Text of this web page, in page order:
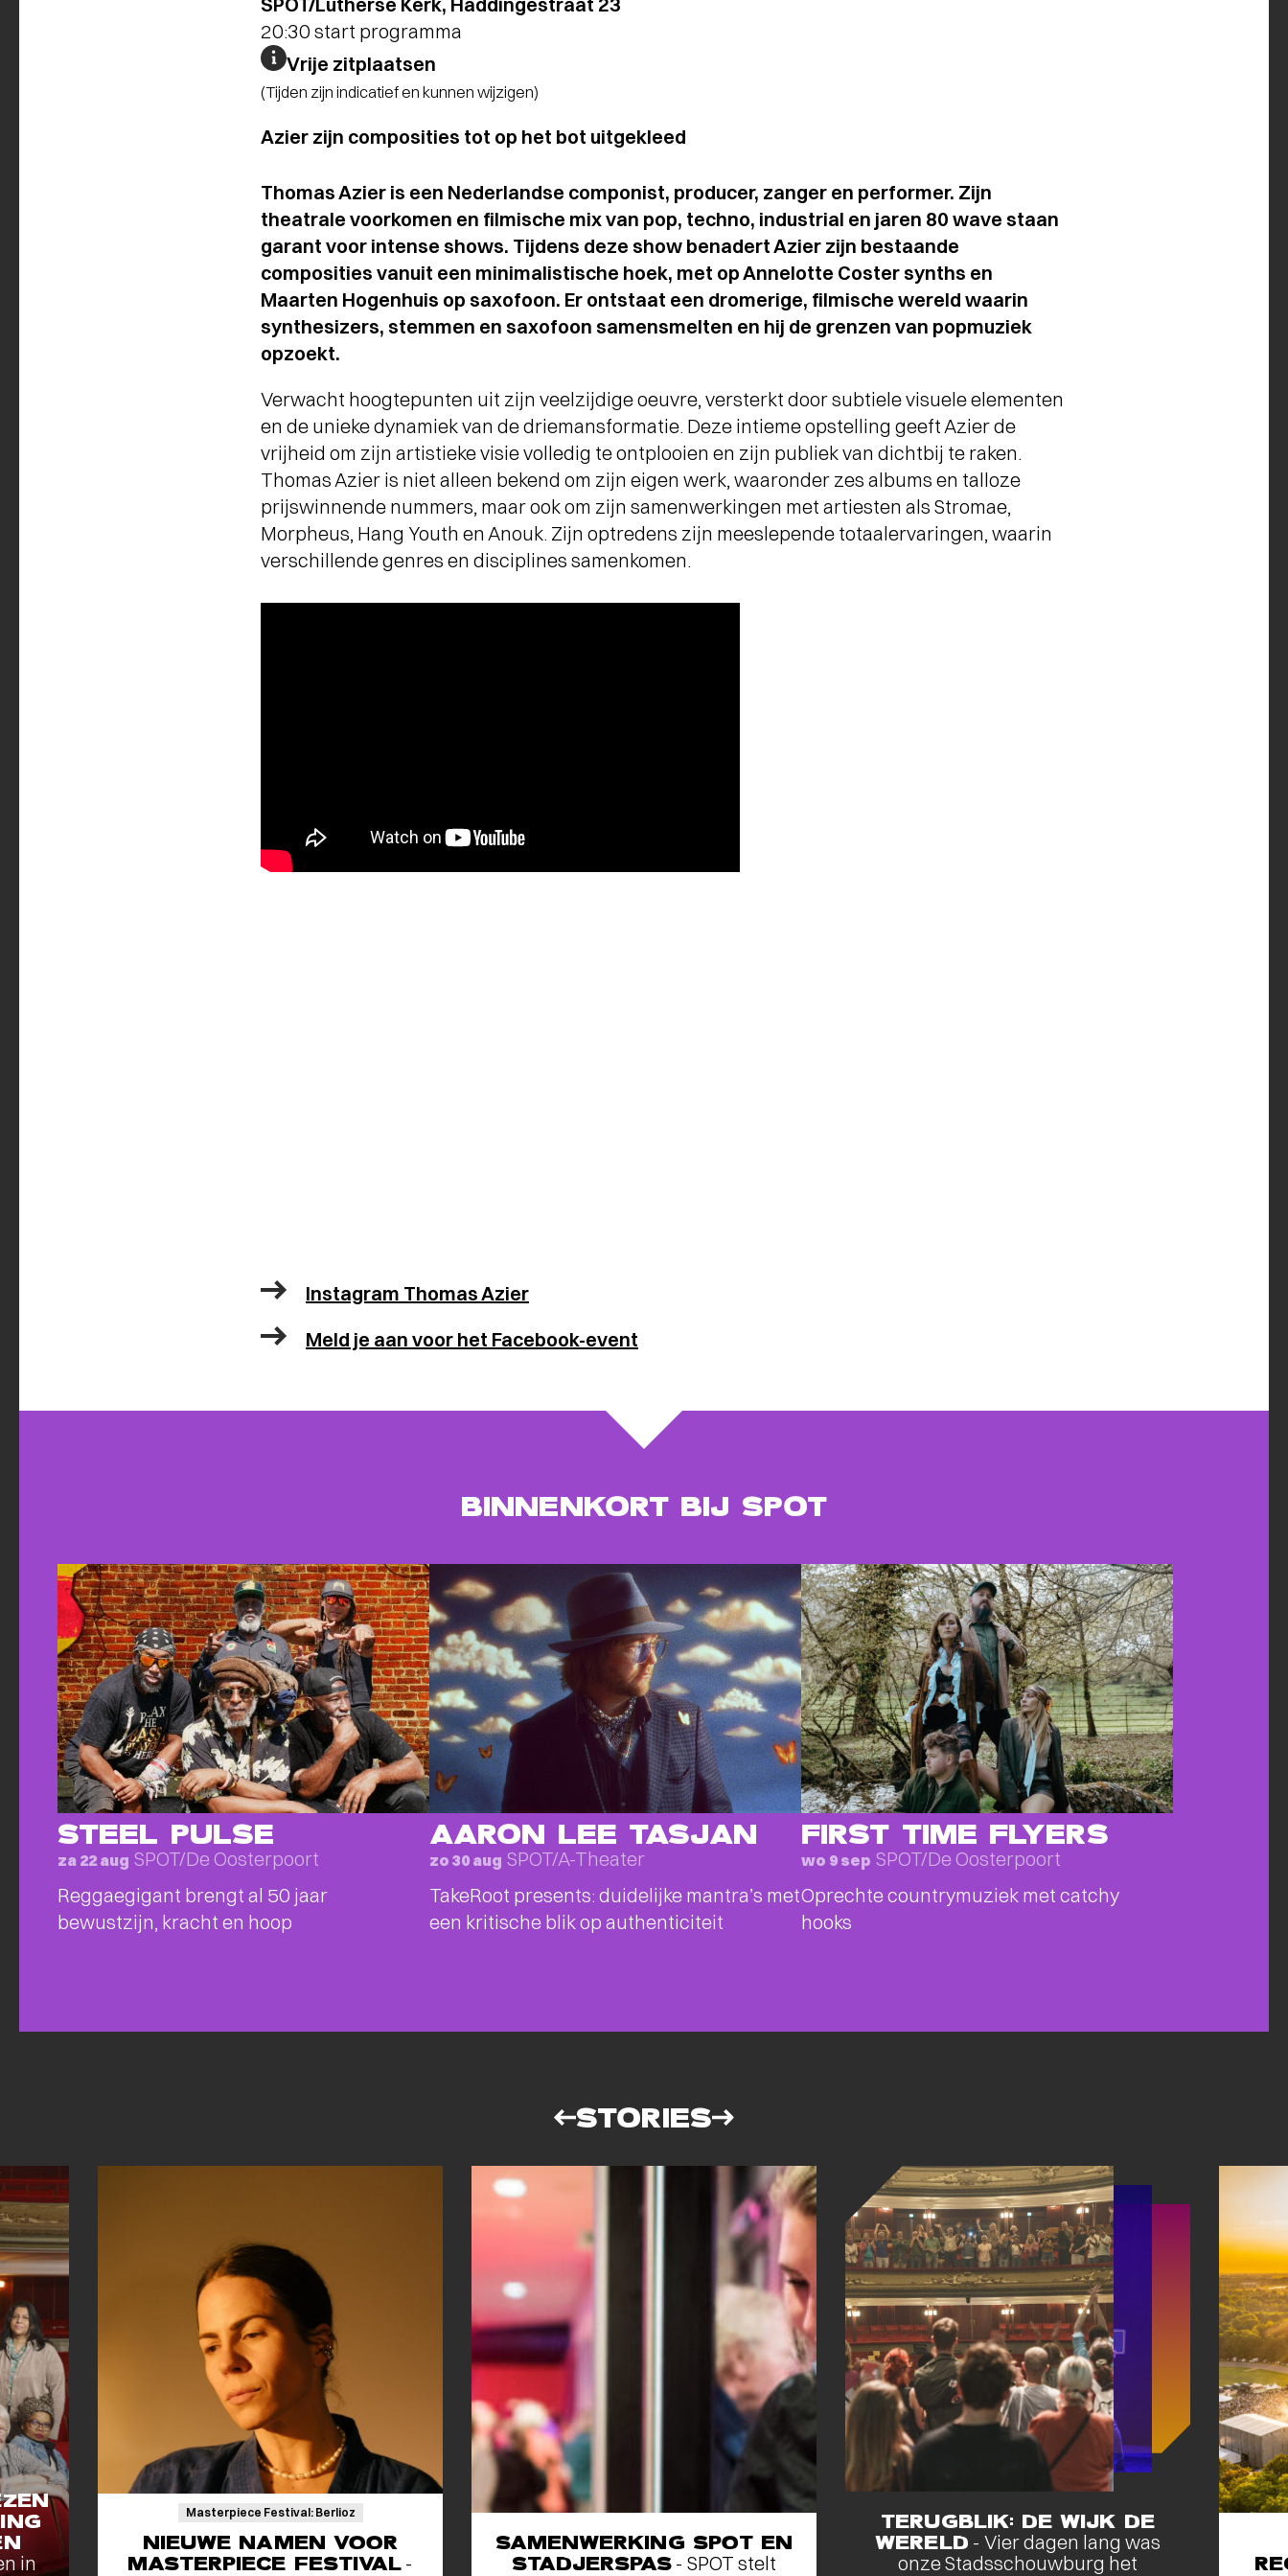
20:30 start programma
Vrije zitplaatsen
(Tijden zijn indicatief en kunnen wijzigen)
Azier zijn composities tot op het bot uitgekleed
Thomas Azier is een Nederlandse componist, producer, zanger en performer. Zijn
theatrale voorkomen en filmische mix van pop, techno, industrial en jaren 80 wave staan
garant voor intense shows. Tijdens deze show benadert Azier zijn bestaande
composities vanuit een minimalistische hoek, met op Annelotte Coster synths en
Maarten Hogenhuis op saxofoon. Er ontstaat een dromerige, filmische wereld waarin
synthesizers, stemmen en saxofoon samensmelten en hij de grenzen van popmuziek
opzoekt.
Verwacht hoogtepunten uit zijn veelzijdige oeuvre, versterkt door subtiele visuele elementen
en de unieke dynamiek van de driemansformatie. Deze intieme opstelling geeft Azier de
vrijheid om zijn artistieke visie volledig te ontplooien en zijn publiek van dichtbij te raken.
Thomas Azier is niet alleen bekend om zijn eigen werk, waaronder zes albums en talloze
prijswinnende nummers, maar ook om zijn samenwerkingen met artiesten als Stromae,
Morpheus, Hang Youth en Anouk. Zijn optredens zijn meeslepende totaalervaringen, waarin
verschillende genres en disciplines samenkomen.
Instagram Thomas Azier
Meld je aan voor het Facebook-event
BINNENKORT BIJ SPOT
STEEL PULSE
za 22 aug SPOT/De Oosterpoort
Reggaegigant brengt al 50 jaar
bewustzijn, kracht en hoop
AARON LEE TASJAN
zo 30 aug SPOT/A-Theater
TakeRoot presents: duidelijke mantra’s met
een kritische blik op authenticiteit
FIRST TIME FLYERS
wo 9 sep SPOT/De Oosterpoort
Oprechte countrymuziek met catchy
hooks
STORIES
in
Masterpiece Festival: Berlioz
NIEUWE NAMEN VOOR
MASTERPIECE FESTIVAL -
SAMENWERKING SPOT EN
STADJERSPAS - SPOT stelt
TERUGBLIK: DE WIJK DE
WERELD - Vier dagen lang was
onze Stadsschouwburg het